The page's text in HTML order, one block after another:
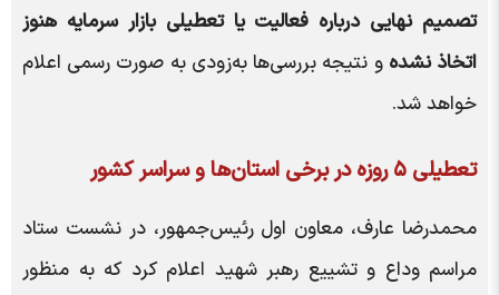
تصمیم نهایی درباره فعالیت یا تعطیلی بازار سرمایه هنوز
اتخاذ نشده و نتیجه بررسی‌ها به‌زودی به صورت رسمی اعلام
خواهد شد.
تعطیلی ۵ روزه در برخی استان‌ها و سراسر کشور
محمدرضا عارف، معاون اول رئیس‌جمهور، در نشست ستاد
مراسم وداع و تشییع رهبر شهید اعلام کرد که به منظور